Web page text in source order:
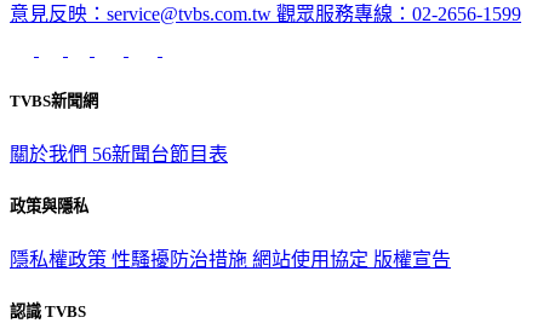
意見反映：service@tvbs.com.tw 觀眾服務專線：02-2656-1599
TVBS新聞網
關於我們 56新聞台節目表
政策與隱私
隱私權政策 性騷擾防治措施 網站使用協定 版權宣告
認識 TVBS